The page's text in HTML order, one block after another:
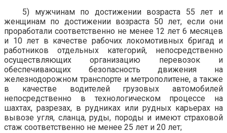
5) мужчинам по достижении возраста 55 лет и
женщинам по достижении возраста 50 лет, если они
проработали соответственно не менее 12 лет 6 месяцев
и 10 лет в качестве рабочих локомотивных бригад и
работников отдельных категорий, непосредственно
осуществляющих организацию перевозок и
обеспечивающих безопасность движения на
железнодорожном транспорте и метрополитене, а также
в качестве водителей грузовых автомобилей
непосредственно в технологическом процессе на
шахтах, разрезах, в рудниках или рудных карьерах на
вывозе угля, сланца, руды, породы и имеют страховой
стаж соответственно не менее 25 лет и 20 лет;